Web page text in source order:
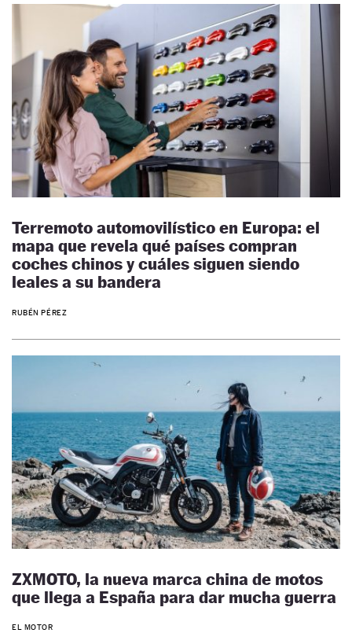
Terremoto automovilístico en Europa: el
mapa que revela qué países compran
coches chinos y cuáles siguen siendo
leales a su bandera
RUBÉN PÉREZ
ZXMOTO, la nueva marca china de motos
que llega a España para dar mucha guerra
EL MOTOR